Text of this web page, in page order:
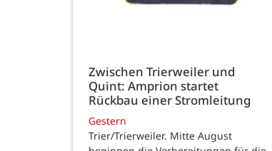
Zwischen Trierweiler und
Quint: Amprion startet
Rückbau einer Stromleitung
Gestern
Trier/Trierweiler. Mitte August